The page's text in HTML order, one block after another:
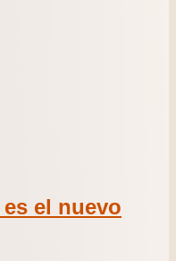
el nuevo